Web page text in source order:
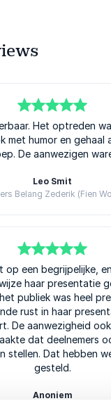
Het optreden
met humor en gehaal
De aanwezigen
Leo Smit
Belang Zederik (Fien
op een begrijpelijke,
haar presentatie
publiek was heel
rust in haar
De aanwezigheid
dat deelnemers
stellen. Dat hebben
gesteld.
Anoniem